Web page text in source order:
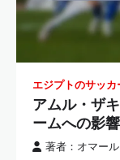
エジプトのサッ
アムル・ザ
ームへの影
著者：オマー